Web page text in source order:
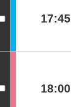
17:45
18:00